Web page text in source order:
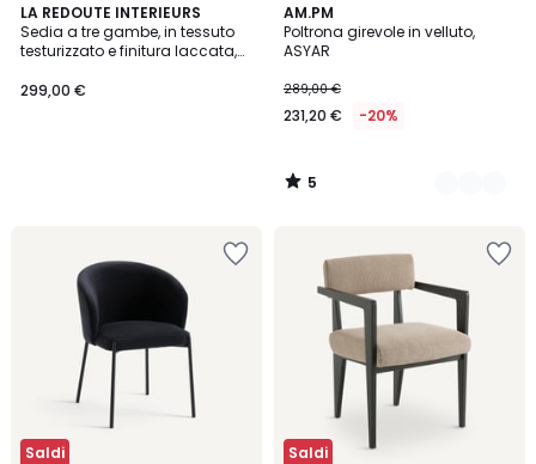
LA REDOUTE INTERIEURS
Sedia a tre gambe, in tessuto
testurizzato e finitura laccata,
299,00 €
AM.PM
Poltrona girevole in velluto,
ASYAR
289,00 €
231,20 € -20%
5
/
5
3
Colori
5
/
Saldi Saldi